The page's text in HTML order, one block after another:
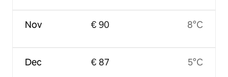
Nov
Dec
€ 90
€ 87
8°C
5°C